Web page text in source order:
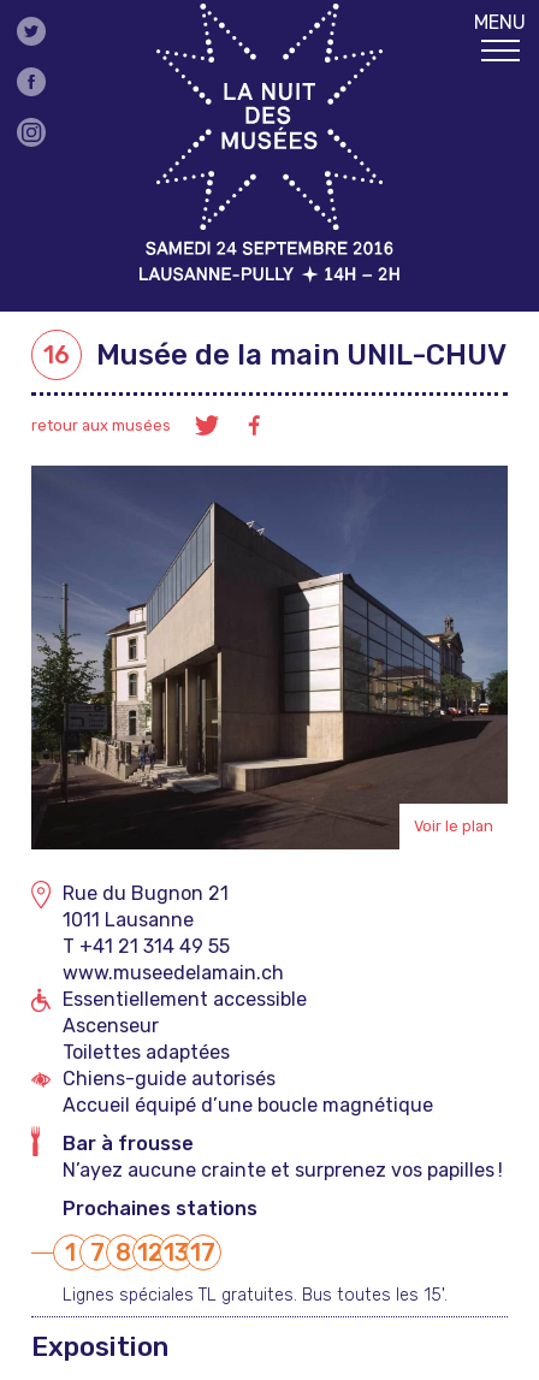
MENU
16 Musée de la main UNIL-CHUV
retour aux musées
Rue du Bugnon 21
1011 Lausanne
T +41 21 314 49 55
www.museedelamain.ch
Voir le plan
Essentiellement accessible
Ascenseur
Toilettes adaptées
Chiens-guide autorisés
Accueil équipé d’une boucle magnétique
Bar à frousse
N’ayez aucune crainte et surprenez vos papilles !
Prochaines stations
1 7 8 121317
Lignes spéciales TL gratuites. Bus toutes les 15'.
Exposition